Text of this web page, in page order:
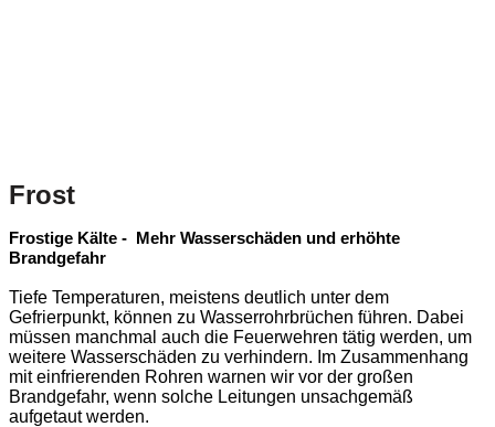
Frost
Frostige Kälte - Mehr Wasserschäden und erhöhte
Brandgefahr
Tiefe Temperaturen, meistens deutlich unter dem
Gefrierpunkt, können zu Wasserrohrbrüchen führen. Dabei
müssen manchmal auch die Feuerwehren tätig werden, um
weitere Wasserschäden zu verhindern. Im Zusammenhang
mit einfrierenden Rohren warnen wir vor der großen
Brandgefahr, wenn solche Leitungen unsachgemäß
aufgetaut werden.